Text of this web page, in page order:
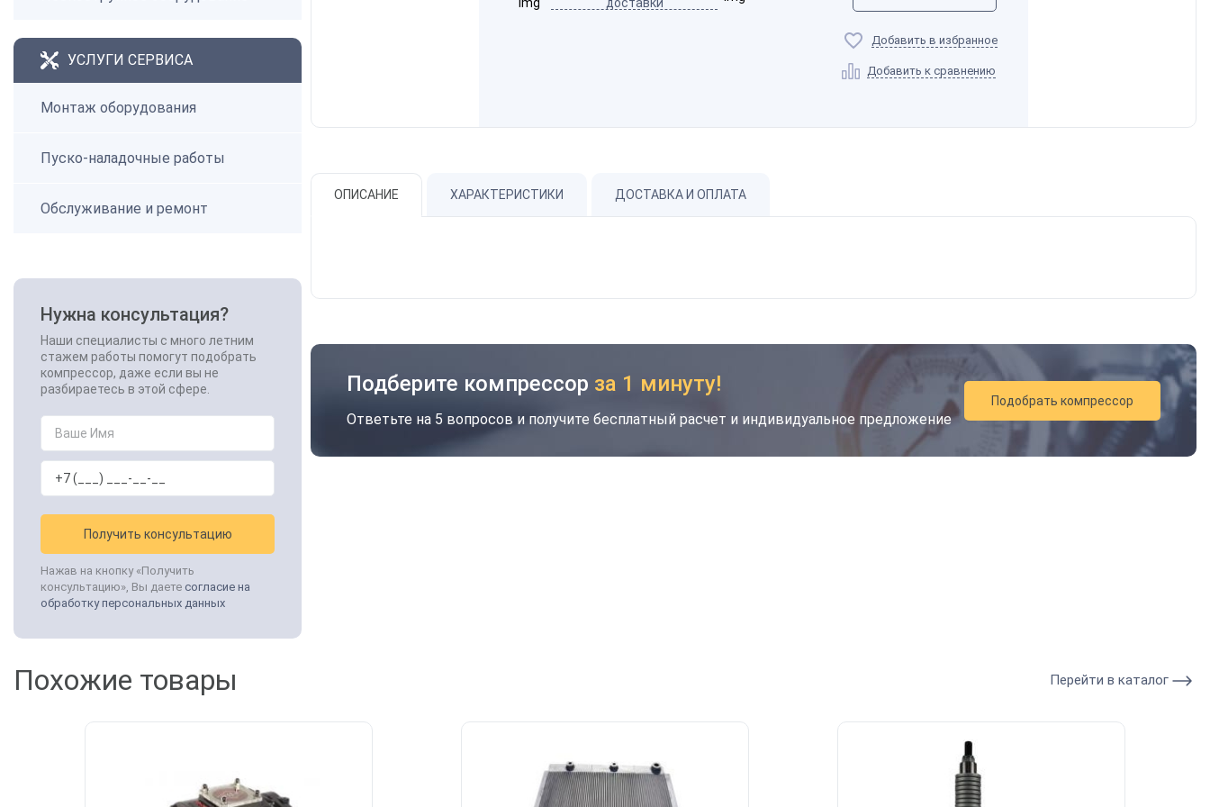
УСЛУГИ СЕРВИСА
Монтаж оборудования
Пуско-наладочные работы
Обслуживание и ремонт
Нужна консультация?
Наши специалисты с много летним
стажем работы помогут подобрать
компрессор, даже если вы не
разбираетесь в этой сфере.
Получить консультацию
Нажав на кнопку «Получить
консультацию», Вы даете согласие на
обработку персональных данных
Добавить в избранное
Добавить к сравнению
ОПИСАНИЕ ХАРАКТЕРИСТИКИ ДОСТАВКА И ОПЛАТА
Подберите компрессор за 1 минуту!
Ответьте на 5 вопросов и получите бесплатный расчет и индивидуальное предложение
Подобрать компрессор
Похожие товары Перейти в каталог